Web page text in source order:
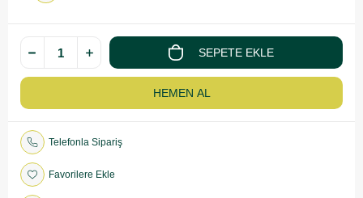
Telefonla Sipariş
Favorilere Ekle